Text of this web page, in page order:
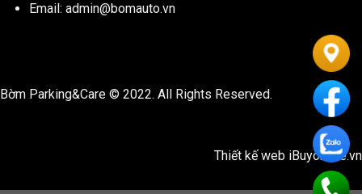
Email: admin@bomauto.vn
Bờm Parking&Care © 2022. All Rights Reserved.
Thiết kế web iBuyonline.vn